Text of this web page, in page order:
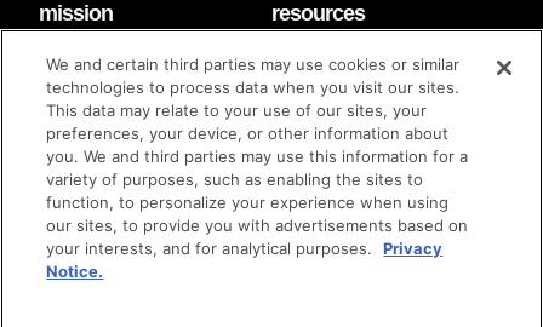
mission
code of conduct
diversity & inclusion
Techstars Foundation
resources
faq
contact
brand guidelines
© techstars 2024 | privacy policy | terms of use
We and certain third parties may use cookies or similar
technologies to process data when you visit our sites.
This data may relate to your use of our sites, your
preferences, your device, or other information about
you. We and third parties may use this information for a
variety of purposes, such as enabling the sites to
function, to personalize your experience when using
our sites, to provide you with advertisements based on
your interests, and for analytical purposes.
Privacy
Notice.